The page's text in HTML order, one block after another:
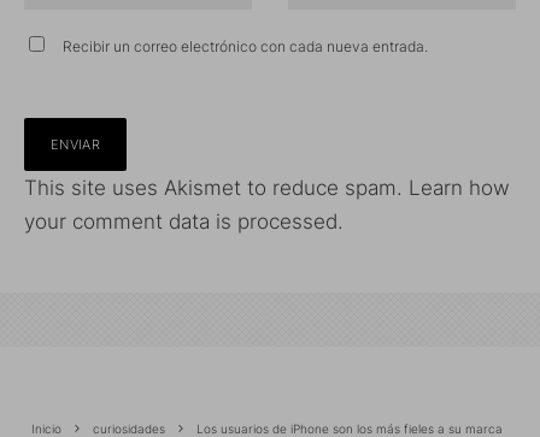
Recibir un correo electrónico con cada nueva entrada.
This site uses Akismet to reduce spam. Learn how
your comment data is processed.
Inicio curiosidades Los usuarios de iPhone son los más fieles a su marca